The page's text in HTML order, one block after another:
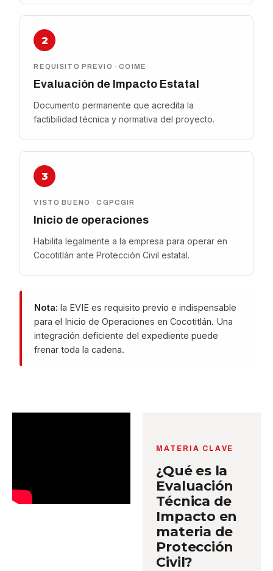
2
REQUISITO PREVIO · COIME
Evaluación de Impacto Estatal
Documento permanente que acredita la
factibilidad técnica y normativa del proyecto.
3
VISTO BUENO · CGPCGIR
Inicio de operaciones
Habilita legalmente a la empresa para operar en
Cocotitlán ante Protección Civil estatal.
Nota: la EVIE es requisito previo e indispensable
para el Inicio de Operaciones en Cocotitlán. Una
integración deficiente del expediente puede
frenar toda la cadena.
MATERIA CLAVE
¿Qué es la
Evaluación
Técnica de
Impacto en
materia de
Protección
Civil?